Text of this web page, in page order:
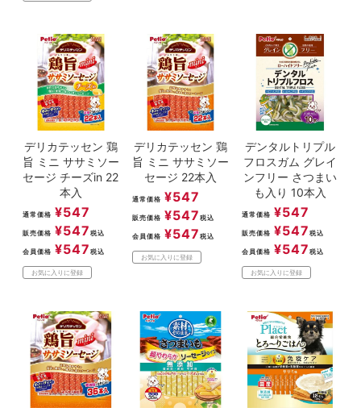
デリカテッセン 鶏
旨 ミニ ササミソー
セージ チーズin 22
本入
通常価格 ¥547
販売価格 ¥547 税込
会員価格 ¥547 税込
お気に入りに登録
デリカテッセン 鶏
旨 ミニ ササミソー
セージ 22本入
通常価格 ¥547
販売価格 ¥547 税込
会員価格 ¥547 税込
お気に入りに登録
デンタルトリプル
フロスガム グレイ
ンフリー さつまい
も入り 10本入
通常価格 ¥547
販売価格 ¥547 税込
会員価格 ¥547 税込
お気に入りに登録